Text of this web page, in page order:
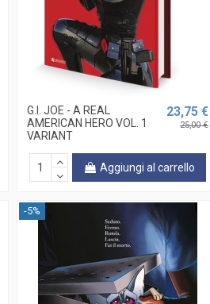
G.I. JOE - A REAL
AMERICAN HERO VOL. 1
VARIANT
23,75 €
25,00 €
Aggiungi al carrello
-5%